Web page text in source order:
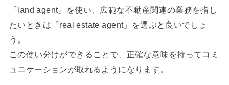
「land agent」を使い、広範な不動産関連の業務を指し
たいときは「real estate agent」を選ぶと良いでしょ
う。
この使い分けができることで、正確な意味を持ってコミ
ュニケーションが取れるようになります。